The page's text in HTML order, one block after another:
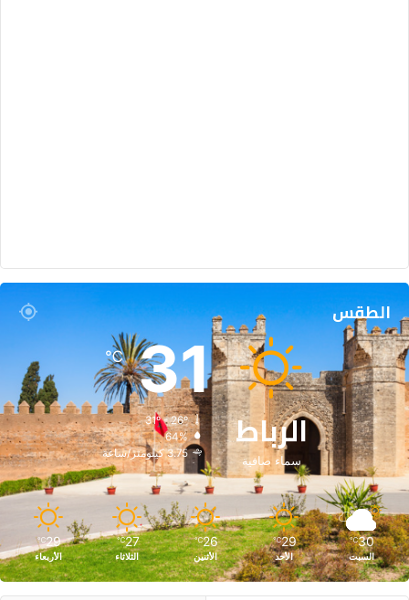
الطقس
الرباط
سماء صافية
31
℃
31º - 26º
64%
3.75 كيلومتر/ساعة
30
℃
السبت
29
℃
الأحد
26
℃
الأثنين
27
℃
الثلاثاء
29
℃
الأربعاء